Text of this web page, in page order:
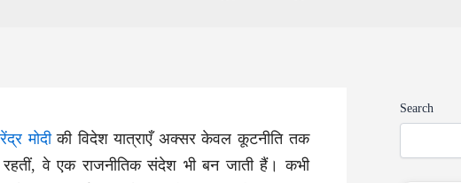
मोदीकी विदेश यात्राएँ अक्सर केवल कूटनीति तक
रहतीं, वे एक राजनीतिक संदेश भी बन जाती हैं। कभी
Search